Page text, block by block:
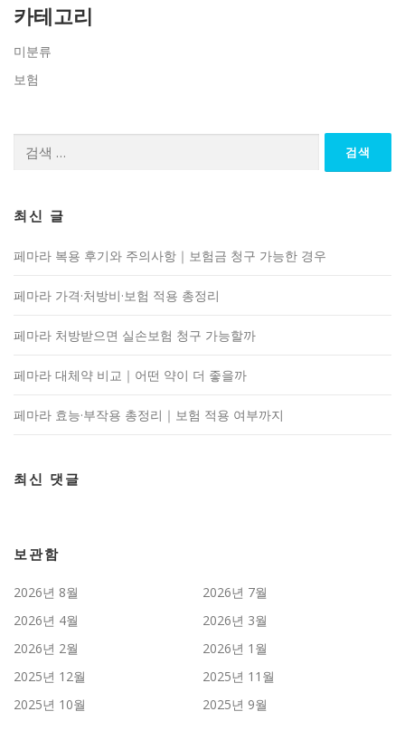
카테고리
미분류
보험
최신 글
페마라 복용 후기와 주의사항｜보험금 청구 가능한 경우
페마라 가격·처방비·보험 적용 총정리
페마라 처방받으면 실손보험 청구 가능할까
페마라 대체약 비교｜어떤 약이 더 좋을까
페마라 효능·부작용 총정리｜보험 적용 여부까지
최신 댓글
보관함
2026년 8월
2026년 7월
2026년 4월
2026년 3월
2026년 2월
2026년 1월
2025년 12월
2025년 11월
2025년 10월
2025년 9월